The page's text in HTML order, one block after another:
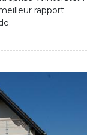
rapport